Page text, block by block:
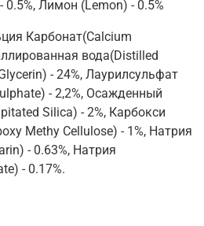
Лимон (Lemon) - 0.5%
Карбонат(Calcium
вода(Distilled
- 24%, Лаурилсульфат
- 2,2%, Осажденный
Silica) - 2%, Карбокси
Methy Cellulose) - 1%, Натрия
- 0.63%, Натрия
- 0.17%.